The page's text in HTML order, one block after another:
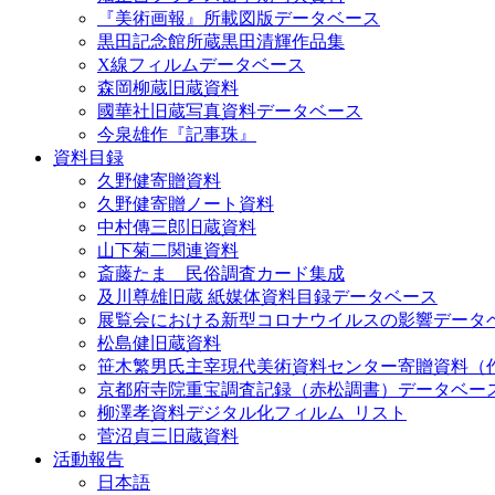
『美術画報』所載図版データベース
黒田記念館所蔵黒田清輝作品集
X線フィルムデータベース
森岡柳蔵旧蔵資料
國華社旧蔵写真資料データベース
今泉雄作『記事珠』
資料目録
久野健寄贈資料
久野健寄贈ノート資料
中村傳三郎旧蔵資料
山下菊二関連資料
斎藤たま 民俗調査カード集成
及川尊雄旧蔵 紙媒体資料目録データベース
展覧会における新型コロナウイルスの影響データ
松島健旧蔵資料
笹木繁男氏主宰現代美術資料センター寄贈資料（
京都府寺院重宝調査記録（赤松調書）データベー
柳澤孝資料デジタル化フィルム_リスト
菅沼貞三旧蔵資料
活動報告
日本語